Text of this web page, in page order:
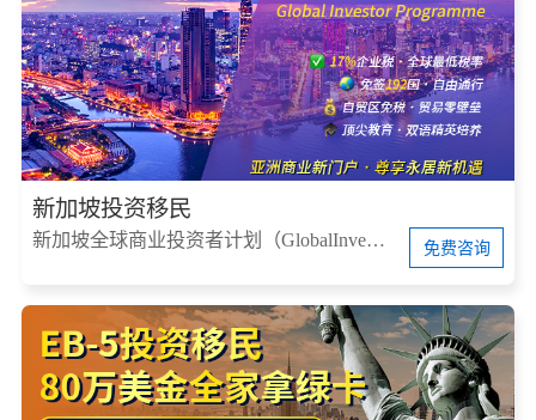
新加坡投资移民
新加坡全球商业投资者计划（GlobalInvestorProgram，简称GIP） 免费咨询